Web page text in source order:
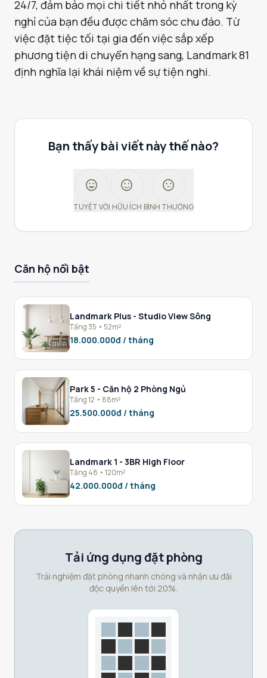
24/7, đảm bảo mọi chi tiết nhỏ nhất trong kỳ
nghỉ của bạn đều được chăm sóc chu đáo. Từ
việc đặt tiệc tối tại gia đến việc sắp xếp
phương tiện di chuyển hạng sang, Landmark 81
định nghĩa lại khái niệm về sự tiện nghi.
Bạn thấy bài viết này thế nào?
sentiment_very_satisfied
TUYỆT VỜI
sentiment_satisfied
HỮU ÍCH
sentiment_neutral
BÌNH THƯỜNG
Căn hộ nổi bật
Landmark Plus - Studio View Sông
Tầng 35 • 52m²
18.000.000đ / tháng
Park 5 - Căn hộ 2 Phòng Ngủ
Tầng 12 • 88m²
25.500.000đ / tháng
Landmark 1 - 3BR High Floor
Tầng 48 • 120m²
42.000.000đ / tháng
Tải ứng dụng đặt phòng
Trải nghiệm đặt phòng nhanh chóng và nhận ưu đãi
độc quyền lên tới 20%.